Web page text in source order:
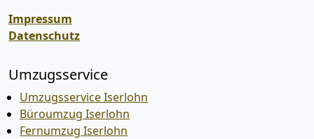
Impressum
Datenschutz
Umzugsservice
Umzugsservice Iserlohn
Büroumzug Iserlohn
Fernumzug Iserlohn